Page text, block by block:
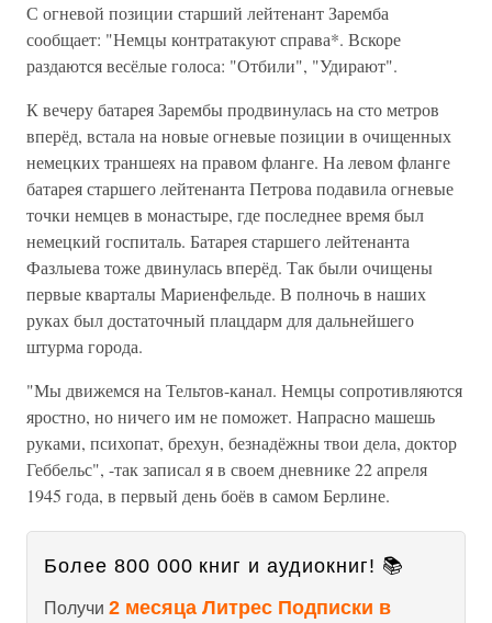
С огневой позиции старший лейтенант Заремба
сообщает: "Немцы контратакуют справа*. Вскоре
раздаются весёлые голоса: "Отбили", "Удирают".
К вечеру батарея Зарембы продвинулась на сто метров
вперёд, встала на новые огневые позиции в очищенных
немецких траншеях на правом фланге. На левом фланге
батарея старшего лейтенанта Петрова подавила огневые
точки немцев в монастыре, где последнее время был
немецкий госпиталь. Батарея старшего лейтенанта
Фазлыева тоже двинулась вперёд. Так были очищены
первые кварталы Мариенфельде. В полночь в наших
руках был достаточный плацдарм для дальнейшего
штурма города.
"Мы движемся на Тельтов-канал. Немцы сопротивляются
яростно, но ничего им не поможет. Напрасно машешь
руками, психопат, брехун, безнадёжны твои дела, доктор
Геббельс", -так записал я в своем дневнике 22 апреля
1945 года, в первый день боёв в самом Берлине.
Более 800 000 книг и аудиокниг! 📚
Получи 2 месяца Литрес Подписки в